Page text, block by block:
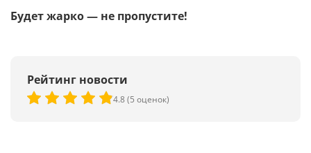
Будет жарко — не пропустите!
Рейтинг новости
4.8 (5 оценок)